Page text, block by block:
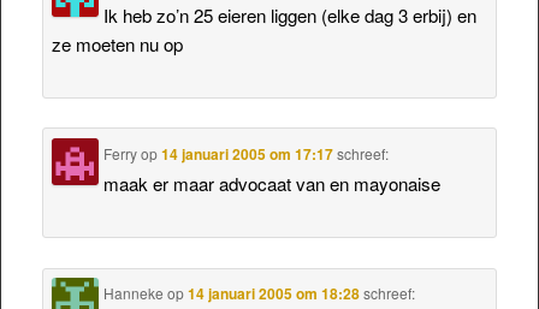
Ik heb zo’n 25 eieren liggen (elke dag 3 erbij) en
ze moeten nu op
Ferryop14 januari 2005 om 17:17 schreef:
maak er maar advocaat van en mayonaise
Hanneke op14 januari 2005 om 18:28 schreef: